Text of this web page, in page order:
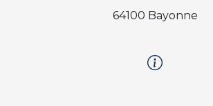
64100 Bayonne